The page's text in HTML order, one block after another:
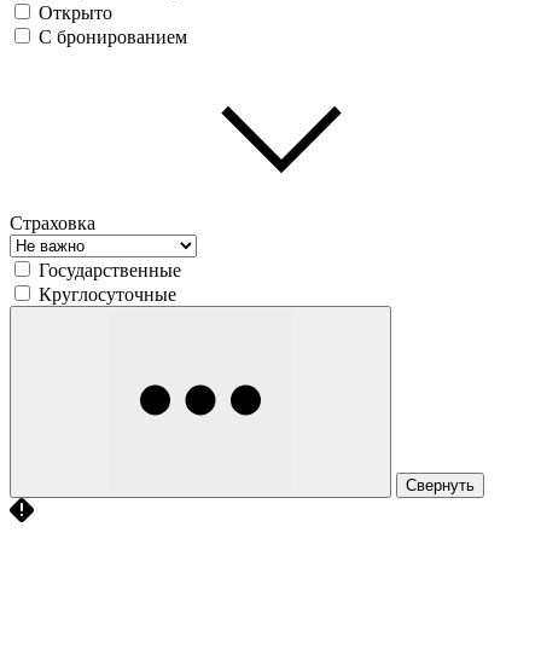
Открыто
С бронированием
Страховка
Государственные
Круглосуточные
Свернуть